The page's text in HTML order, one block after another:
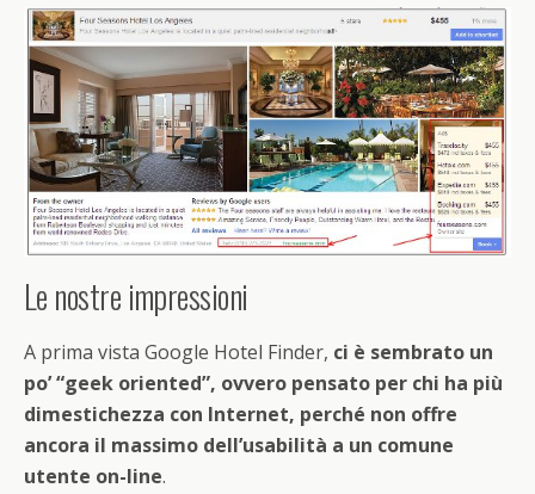
Le nostre impressioni
A prima vista Google Hotel Finder, ci è sembrato un
po’ “geek oriented”, ovvero pensato per chi ha più
dimestichezza con Internet, perché non offre
ancora il massimo dell’usabilità a un comune
utente on-line.